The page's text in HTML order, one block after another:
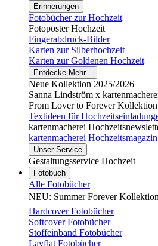
Erinnerungen
Fotobücher zur Hochzeit
Fotoposter Hochzeit
Fingerabdruck-Bilder
Karten zur Silberhochzeit
Karten zur Goldenen Hochzeit
Entdecke Mehr...
Neue Kollektion 2025/2026
Sanna Lindström x
From Lover to Forever Kollektion
Textideen für
kartenmacherei
kartenmacherei Hochzeitsmagazin
Unser Service
Gestaltungsservice Hochzeit
Fotobuch
Alle Fotobücher
NEU: Summer Forever
Hardcover Fotobücher
Softcover Fotobücher
Stoffeinband Fotobücher
Layflat Fotobücher